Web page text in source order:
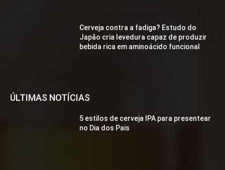
Cerveja contra a fadiga? Estudo do
Japão cria levedura capaz de produzir
bebida rica em aminoácido funcional
ÚLTIMAS NOTÍCIAS
5 estilos de cerveja IPA para presentear
no Dia dos Pais